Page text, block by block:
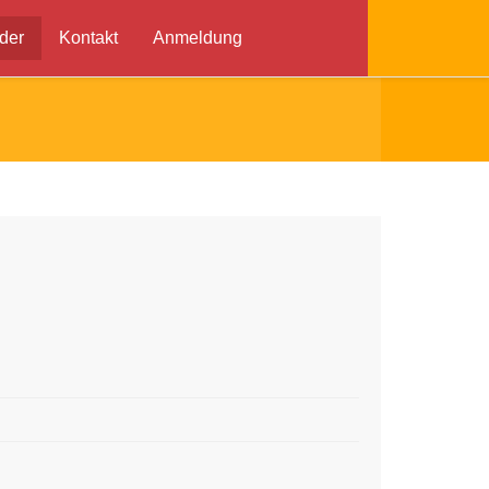
Kontakt Anmeldung